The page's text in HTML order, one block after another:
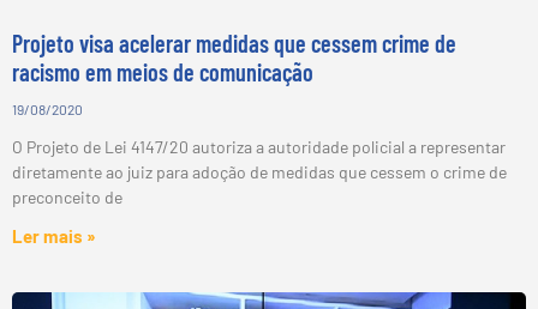
Projeto visa acelerar medidas que cessem crime de
racismo em meios de comunicação
19/08/2020
O Projeto de Lei 4147/20 autoriza a autoridade policial a representar
diretamente ao juiz para adoção de medidas que cessem o crime de
preconceito de
Ler mais »